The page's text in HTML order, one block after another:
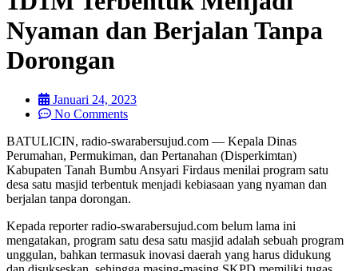
Nyaman dan Berjalan Tanpa
Dorongan
Januari 24, 2023
No Comments
BATULICIN, radio-swarabersujud.com — Kepala Dinas
Perumahan, Permukiman, dan Pertanahan (Disperkimtan)
Kabupaten Tanah Bumbu Ansyari Firdaus menilai program satu
desa satu masjid terbentuk menjadi kebiasaan yang nyaman dan
berjalan tanpa dorongan.
Kepada reporter radio-swarabersujud.com belum lama ini
mengatakan, program satu desa satu masjid adalah sebuah program
unggulan, bahkan termasuk inovasi daerah yang harus didukung